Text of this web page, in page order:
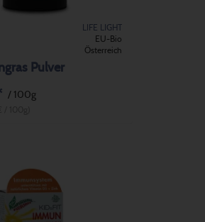
LIFE LIGHT
EU-Bio
Österreich
Pulver
/ 100g